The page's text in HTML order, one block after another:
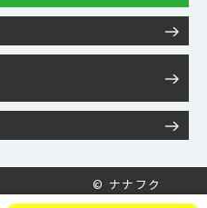
© ナナフク